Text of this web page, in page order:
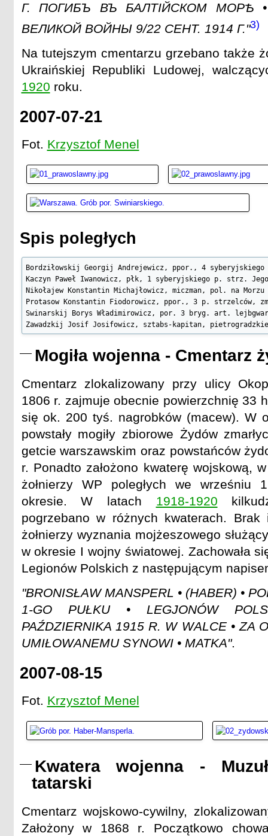
Г. ПОГИБЪ ВЪ БАЛТIЙСКОМ МОРѢ
ВЕЛИКОЙ ВОЙНЫ 9/22 СЕНТ. 1914 Г."3)
Na tutejszym cmentarzu grzebano także
Ukraińskiej Republiki Ludowej,
1920 roku.
2007-07-21
Fot. Krzysztof Menel
Spis poległych
Bordziłowskij Georgij Andrejewicz, ppor., 4
Kaczyn Paweł Iwanowicz, płk, 1 syberyjskiego p. strz.
Nikołajew Konstantin Michajłowicz, miczman, pol. na Morzu
Protasow Konstantin Fiodorowicz, ppor., 3 p. strzelców,
Swinarskij Borys Władimirowicz, por. 3 bryg. art.
Zawadzkij Josif Josifowicz, sztabs-kapitan,
Mogiła wojenna - Cmentarz
Cmentarz zlokalizowany przy ulicy
1806 r. zajmuje obecnie powierzchnię 33
się ok. 200 tyś. nagrobków (macew). W
powstały mogiły zbiorowe Żydów
getcie warszawskim oraz powstańców
r. Ponadto założono kwaterę wojskową,
żołnierzy WP poległych we
okresie. W latach 1918-1920
pogrzebano w różnych kwaterach. Brak
żołnierzy wyznania mojżeszowego
w okresie I wojny światowej. Zachowała
Legionów Polskich z następującym
"BRONISŁAW MANSPERL • (HABER) •
1-GO PUŁKU • LEGJONÓW
PAŹDZIERNIKA 1915 R. W WALCE • ZA
UMIŁOWANEMU SYNOWI • MATKA".
2007-08-15
Fot. Krzysztof Menel
Kwatera wojenna -
tatarski
Cmentarz wojskowo-cywilny,
Założony w 1868 r. Początkowo